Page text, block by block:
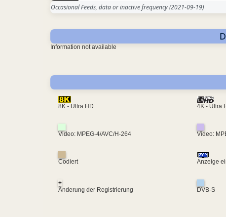
Occasional Feeds, data or inactive frequency(2021-09-19)
Information not available
8K - Ultra HD 4K - Ultra
Video: MPEG-4/AVC/H-264 Video:
Codiert Anzeige
+
Änderung der Registrierung
DVB-S